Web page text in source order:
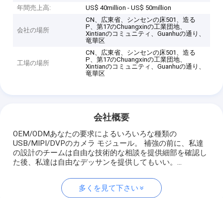
年間売上高:
US$ 40million - US$ 50million
会社の場所
CN、広東省、シンセンの床501、造る
P、第17のChuangxinの工業団地、
Xintianのコミュニティ、Guanhuの通り、
竜華区
工場の場所
CN、広東省、シンセンの床501、造る
P、第17のChuangxinの工業団地、
Xintianのコミュニティ、Guanhuの通り、
竜華区
会社概要
OEM/ODMあなたの要求によるいろいろな種類の
USB/MIPI/DVPのカメラ モジュール。 補強の前に、私達
の設計のチームは自由な技術的な相談を提供細部を確認し
た後、私達は自由なデッサンを提供してもいい。...
多くを見て下さい